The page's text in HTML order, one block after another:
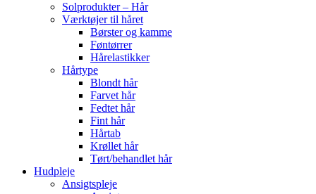
Solprodukter – Hår
Værktøjer til håret
Børster og kamme
Føntørrer
Hårelastikker
Hårtype
Blondt hår
Farvet hår
Fedtet hår
Fint hår
Hårtab
Krøllet hår
Tørt/behandlet hår
Hudpleje
Ansigtspleje